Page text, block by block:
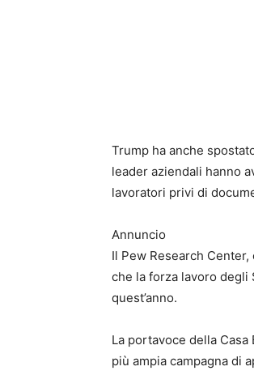
Trump ha anche
leader aziendali hanno
lavoratori privi di
Annuncio
Il Pew Research
che la forza lavoro degli
quest’anno.
La portavoce della
più ampia campagna di